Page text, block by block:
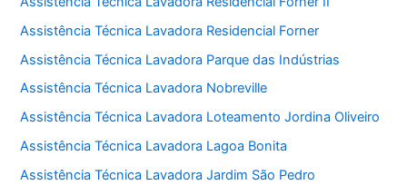
Assistência Técnica Lavadora Residencial Forner
Assistência Técnica Lavadora Parque das Indústrias
Assistência Técnica Lavadora Nobreville
Assistência Técnica Lavadora Loteamento Jordina Oliveiro
Assistência Técnica Lavadora Lagoa Bonita
Assistência Técnica Lavadora Jardim São Pedro